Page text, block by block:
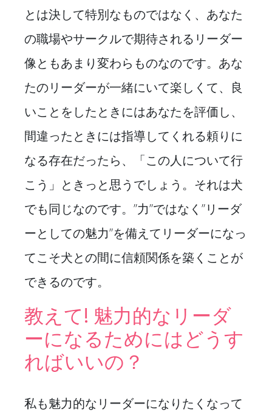
とは決して特別なものではなく、あなた
の職場やサークルで期待されるリーダー
像ともあまり変わらものなのです。あな
たのリーダーが一緒にいて楽しくて、良
いことをしたときにはあなたを評価し、
間違ったときには指導してくれる頼りに
なる存在だったら、「この人について行
こう」ときっと思うでしょう。それは犬
でも同じなのです。”力”ではなく”リーダ
ーとしての魅力”を備えてリーダーになっ
てこそ犬との間に信頼関係を築くことが
できるのです。
教えて! 魅力的なリーダ
ーになるためにはどうす
ればいいの？
私も魅力的なリーダーになりたくなって